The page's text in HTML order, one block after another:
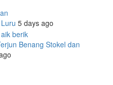
5 days ago
Benang Stokel dan